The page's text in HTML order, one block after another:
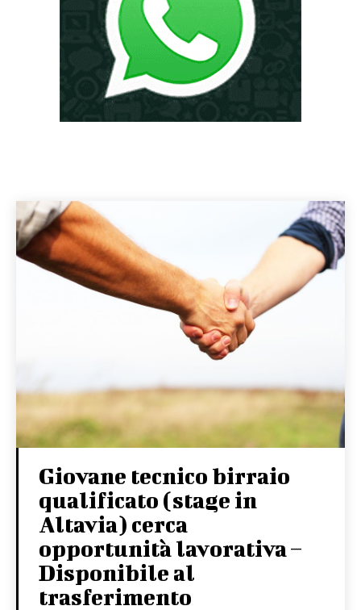
Giovane tecnico birraio
qualificato (stage in
Altavia) cerca
opportunità lavorativa –
Disponibile al
trasferimento